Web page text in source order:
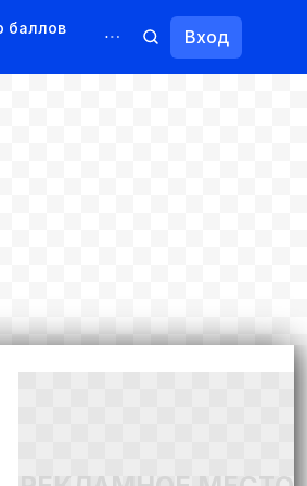
баллов
Вход